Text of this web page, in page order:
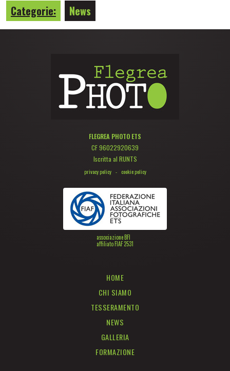
Categorie: News
FLEGREA PHOTO ETS
CF 96022920639
Iscritta al RUNTS
privacy policy - cookie policy
associazione BFI
affiliato FIAF 2531
HOME
CHI SIAMO
TESSERAMENTO
NEWS
GALLERIA
FORMAZIONE